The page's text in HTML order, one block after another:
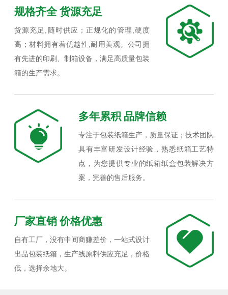
规格齐全 货源充足
货源充足,随时供应；正规化的管理,硬度
高；材料拥有着优越性,耐用美观。公司拥
有先进的印刷、制箱设备，满足高质量包装
箱的生产需求。
多年累积 品牌信赖
专注于包装纸箱生产，质量保证；技术团队
具有丰富研发设计经验，熟悉纸箱工艺特
点，为您提供专业的纸箱纸盒包装解决方
案，完善的售后服务。
厂家直销 价格优惠
自有工厂，没有中间商赚差价，一站式设计
出品包装纸箱，生产线原料供应充足，价格
低，选择余地大。